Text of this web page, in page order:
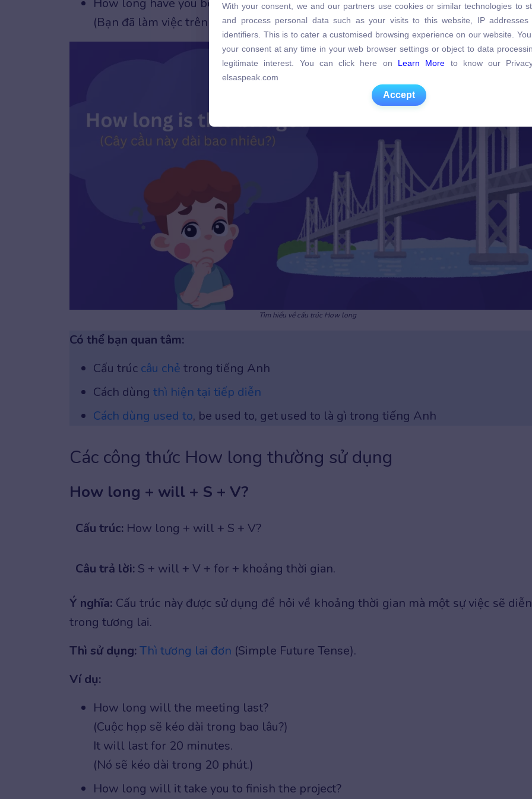
(Bạn đã làm việc trên dự án này bao lâu rồi?)
Tìm hiểu về cấu trúc How long
Có thể bạn quan tâm:
Cấu trúc câu chẻ trong tiếng Anh
Cách dùng thì hiện tại tiếp diễn
Cách dùng used to, be used to, get used to là gì trong tiếng Anh
Các công thức How long thường sử dụng
How long + will + S + V?
Cấu trúc: How long + will + S + V?
Câu trả lời: S + will + V + for + khoảng thời gian.
Ý nghĩa: Cấu trúc này được sử dụng để hỏi về khoảng thời gian mà một sự việc sẽ
trong tương lai.
Thì sử dụng:Thì tương lai đơn (Simple Future Tense).
Ví dụ:
How long will the meeting last?
(Cuộc họp sẽ kéo dài trong bao lâu?)
It will last for 20 minutes.
(Nó sẽ kéo dài trong 20 phút.)
How long will it take you to finish the project?
and process personal data such as your visits to this website, IP addresses
identifiers. This is to cater a customised browsing experience on our website.
your consent at any time in your web browser settings or object to data
legitimate interest. You can click here on
Learn More
to know our
elsaspeak.com
Accept
With your consent, we and our partners use cookies or similar technologies to
and process personal data such as your visits to this website, IP addresses
identifiers. This is to cater a customised browsing experience on our website.
your consent at any time in your web browser settings or object to data
legitimate interest. You can click here on Learn More to know our
elsaspeak.com
Accept